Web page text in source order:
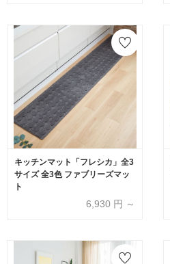
キッチンマット「フレシカ」全3
サイズ 全3色 ファブリーズマッ
ト
6,930 円 ～